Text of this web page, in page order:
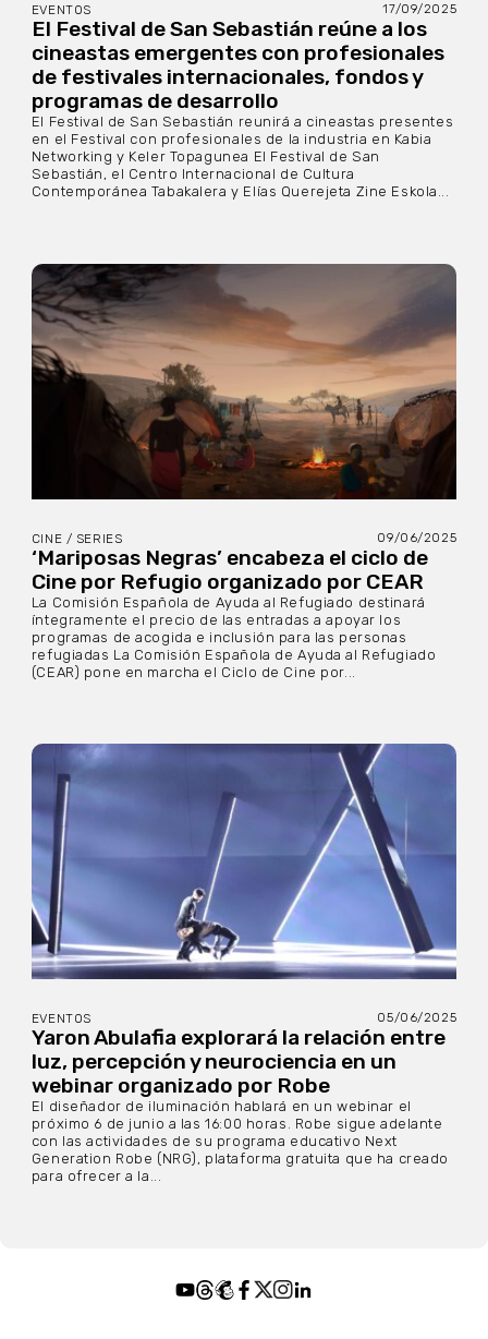
EVENTOS 17/09/2025
El Festival de San Sebastián reúne a los
cineastas emergentes con profesionales
de festivales internacionales, fondos y
programas de desarrollo
El Festival de San Sebastián reunirá a cineastas presentes
en el Festival con profesionales de la industria en Kabia
Networking y Keler Topagunea El Festival de San
Sebastián, el Centro Internacional de Cultura
Contemporánea Tabakalera y Elías Querejeta Zine Eskola...
CINE / SERIES 09/06/2025
‘Mariposas Negras’ encabeza el ciclo de
Cine por Refugio organizado por CEAR
La Comisión Española de Ayuda al Refugiado destinará
íntegramente el precio de las entradas a apoyar los
programas de acogida e inclusión para las personas
refugiadas La Comisión Española de Ayuda al Refugiado
(CEAR) pone en marcha el Ciclo de Cine por...
EVENTOS 05/06/2025
Yaron Abulafia explorará la relación entre
luz, percepción y neurociencia en un
webinar organizado por Robe
El diseñador de iluminación hablará en un webinar el
próximo 6 de junio a las 16:00 horas. Robe sigue adelante
con las actividades de su programa educativo Next
Generation Robe (NRG), plataforma gratuita que ha creado
para ofrecer a la...